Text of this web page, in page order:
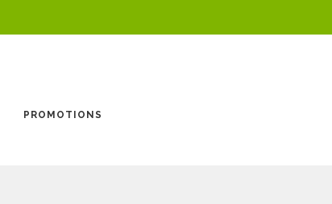
PROMOTIONS